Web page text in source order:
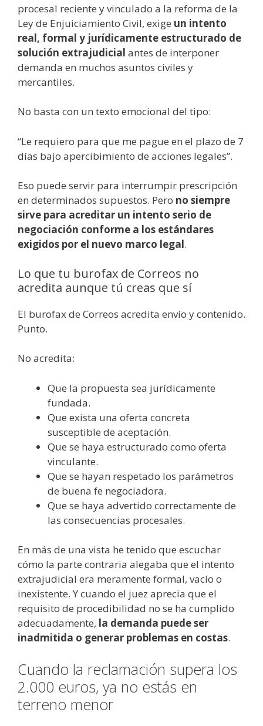
procesal reciente y vinculado a la reforma de la
Ley de Enjuiciamiento Civil, exige un intento
real, formal y jurídicamente estructurado de
solución extrajudicial antes de interponer
demanda en muchos asuntos civiles y
mercantiles.
No basta con un texto emocional del tipo:
“Le requiero para que me pague en el plazo de 7
días bajo apercibimiento de acciones legales”.
Eso puede servir para interrumpir prescripción
en determinados supuestos. Pero no siempre
sirve para acreditar un intento serio de
negociación conforme a los estándares
exigidos por el nuevo marco legal.
Lo que tu burofax de Correos no
acredita aunque tú creas que sí
El burofax de Correos acredita envío y contenido.
Punto.
No acredita:
Que la propuesta sea jurídicamente
fundada.
Que exista una oferta concreta
susceptible de aceptación.
Que se haya estructurado como oferta
vinculante.
Que se hayan respetado los parámetros
de buena fe negociadora.
Que se haya advertido correctamente de
las consecuencias procesales.
En más de una vista he tenido que escuchar
cómo la parte contraria alegaba que el intento
extrajudicial era meramente formal, vacío o
inexistente. Y cuando el juez aprecia que el
requisito de procedibilidad no se ha cumplido
adecuadamente, la demanda puede ser
inadmitida o generar problemas en costas.
Cuando la reclamación supera los
2.000 euros, ya no estás en
terreno menor